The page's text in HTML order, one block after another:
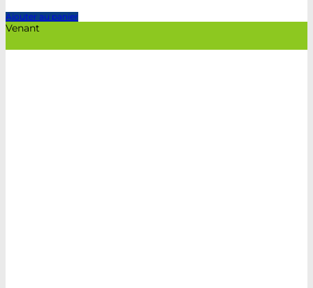
Ajouter au panier
Venant